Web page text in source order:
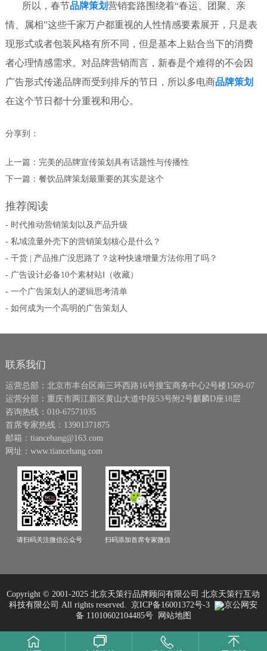
所以，春节品牌策划营销套路围绕着“春运、团聚、亲
情、属相”这些千家万户都重视的人性情感要素展开，只是表
现形式或者包装风格有所不同，但是基本上贴合当下的消费
者心理情感需求。对品牌营销而言，新春是个难得的不会因
广告形式传递品牌而受到排斥的节日，所以多电商品牌策划
在这个节日都十分重视和用心。
分享到：
上一篇： 完美的品牌宣传策划具有话题性与传播性
下一篇： 餐饮品牌策划最重要的其实是这个
推荐阅读
- 时代推动营销策划以及产品升级
- 私域流量外壳下的营销策划核心是什么？
- 干货 | 产品推广没思路了？这种快速增量方法你用了吗？
- 广告设计必备10个素材站Ⅰ（收藏）
- 一个广告策划人的逻辑思考清单
- 如何成为一个高明的广告策划人
联系我们
运营总部：北京市丰台区南三环西路16号搜宝商务中心2号楼1509-07
运营分部：重庆市两江新区黄山大道中段53号附2号麒麟D座18层
咨询热线：010-67571035
首席专家热线：13901371875
邮箱：tiancehang@163.com
网址：www.tiancehang.com
请扫码关注微信公众号 扫码添加首席专家微信
Copyright © 2001-2025 北京天策行品牌顾问有限公司 北京天策行互动
科技有限公司 All rights reserved.京ICP备16001372号-3
京公网安
备 11010602104485号
网站地图